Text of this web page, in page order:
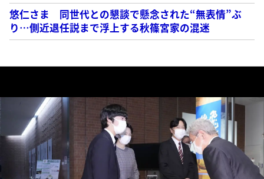
悠仁さま 同世代との懇談で懸念された“無表情”ぶ
り…側近退任説まで浮上する秋篠宮家の混迷